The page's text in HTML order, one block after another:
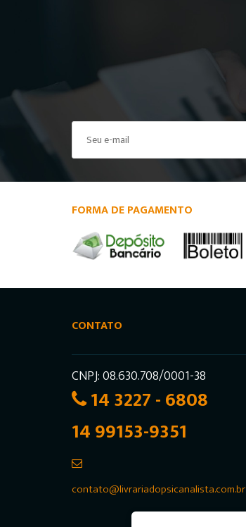
FORMA DE PAGAMENTO
CONTATO
CNPJ: 08.630.708/0001-38
14 3227 - 6808
14 99153-9351
contato@livrariadopsicanalista.com.br